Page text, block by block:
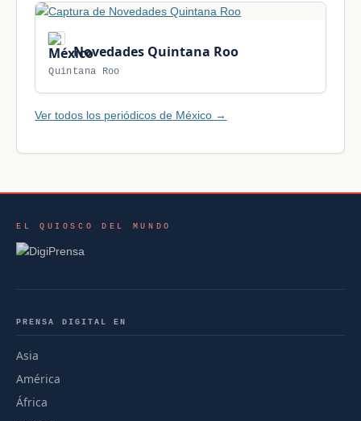
Novedades Quintana Roo
Quintana Roo
Ver todos los periódicos de México →
EL QUIOSCO DEL MUNDO
PRENSA DIGITAL EN
Asia
América
África